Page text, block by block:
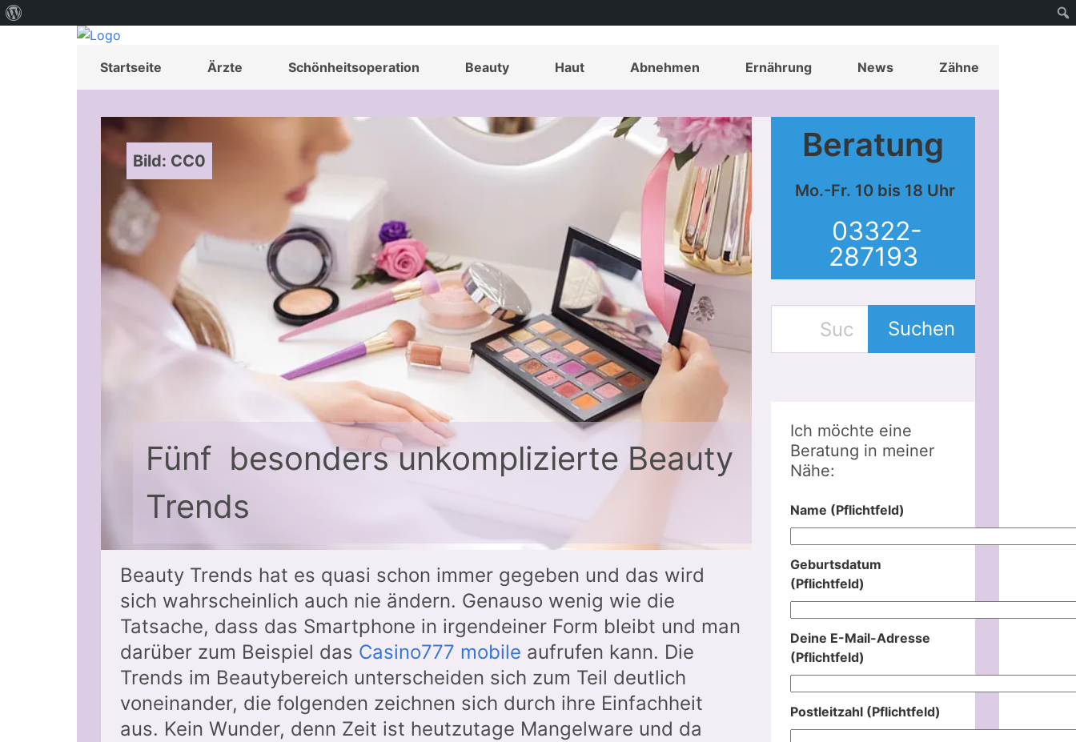
Startseite Ärzte Schönheitsoperation Beauty Haut Abnehmen Ernährung News Zähne
Bild: CC0
Fünf besonders unkomplizierte Beauty
Trends
Beauty Trends hat es quasi schon immer gegeben und das wird
sich wahrscheinlich auch nie ändern. Genauso wenig wie die
Tatsache, dass das Smartphone in irgendeiner Form bleibt und man
darüber zum Beispiel das Casino777 mobile aufrufen kann. Die
Trends im Beautybereich unterscheiden sich zum Teil deutlich
voneinander, die folgenden zeichnen sich durch ihre Einfachheit
aus. Kein Wunder, denn Zeit ist heutzutage Mangelware und da
Beratung
Mo.-Fr. 10 bis 18 Uhr
03322-
287193
Suchen
Ich möchte eine
Beratung in meiner
Nähe:
Name (Pflichtfeld)
Geburtsdatum
(Pflichtfeld)
Deine E-Mail-Adresse
(Pflichtfeld)
Postleitzahl (Pflichtfeld)